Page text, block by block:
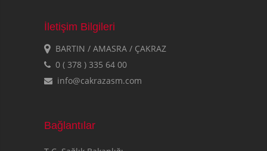
İletişim Bilgileri
BARTIN / AMASRA / ÇAKRAZ
0 ( 378 ) 335 64 00
info@cakrazasm.com
Bağlantılar